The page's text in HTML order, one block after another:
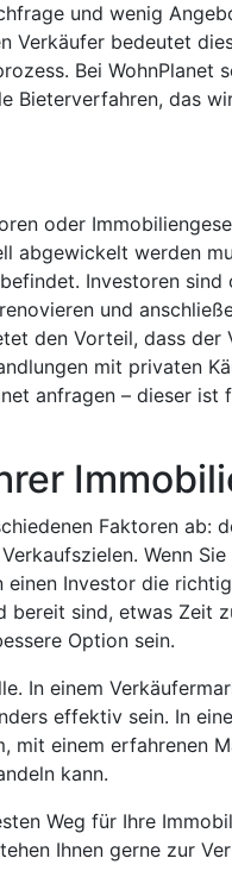
und wenig
Verkäufer bedeutet
Bei WohnPlanet
Bieterverfahren, das
oder
abgewickelt werden
Investoren
und
den Vorteil, dass der
mit privaten
anfragen – dieser ist
Faktoren ab:
Wenn
Investor die
bereit sind, etwas Zeit
Option sein.
In einem
effektiv sein. In
mit einem erfahrenen
kann.
Weg für Ihre
Ihnen gerne zur